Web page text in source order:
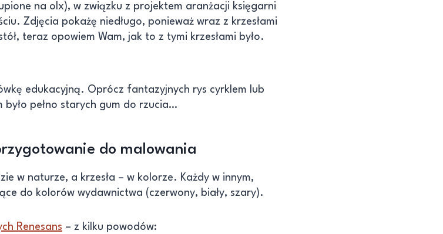
na olx), w związku z projektem aranżacji księgarni
Zdjęcia pokażę niedługo, ponieważ wraz z krzesłami
teraz opowiem Wam, jak to z tymi krzesłami było.
edukacyjną. Oprócz fantazyjnych rys cyrklem lub
pełno starych gum do rzucia…
do malowania
w naturze, a krzesła – w kolorze. Każdy w innym,
do kolorów wydawnictwa (czerwony, biały, szary).
Renesans – z kilku powodów: